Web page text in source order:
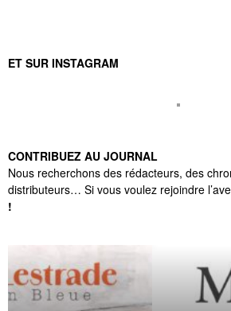
ET SUR INSTAGRAM
CONTRIBUEZ AU JOURNAL
Nous recherchons des rédacteurs, des
distributeurs… Si vous voulez rejoindre
!